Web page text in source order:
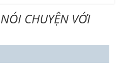
NÓI CHUYỆN VỚI